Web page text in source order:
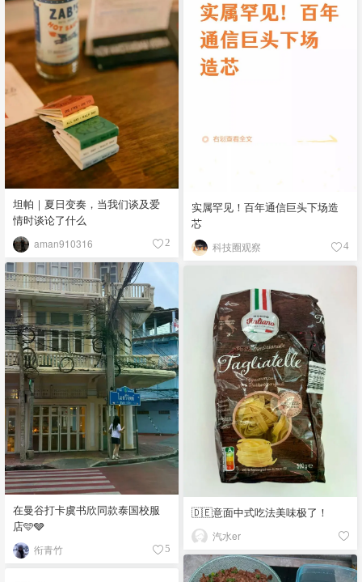
实属罕见！百年通信巨头下场造
芯
科技圈观察 4
坦帕｜夏日变奏，当我们谈及爱
情时谈论了什么
aman910316 2
在曼谷打卡虞书欣同款泰国校服
店🩵🩶
衔青竹 5
🇩🇪意面中式吃法美味极了！
汽水er